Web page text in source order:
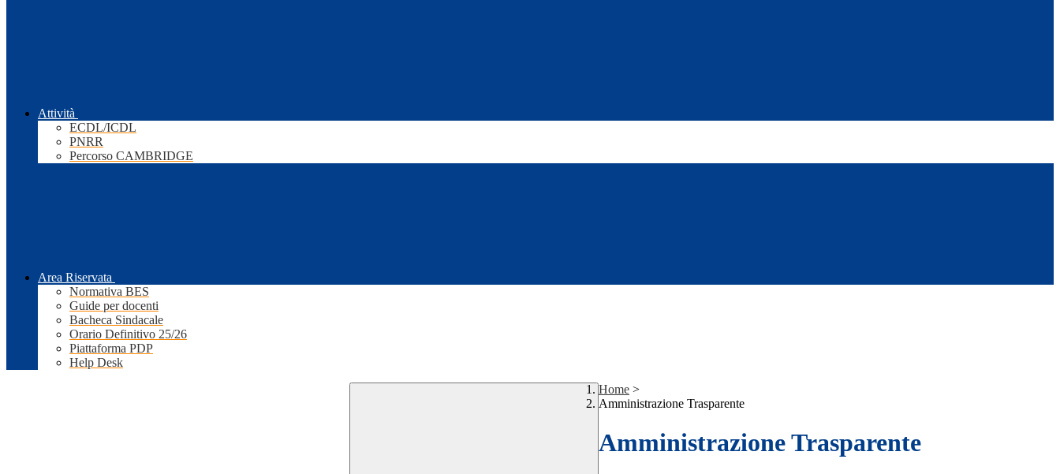
Attività
ECDL/ICDL
PNRR
Percorso CAMBRIDGE
Area Riservata
Normativa BES
Guide per docenti
Bacheca Sindacale
Orario Definitivo 25/26
Piattaforma PDP
Help Desk
Home >
Amministrazione Trasparente
Amministrazione Trasparente